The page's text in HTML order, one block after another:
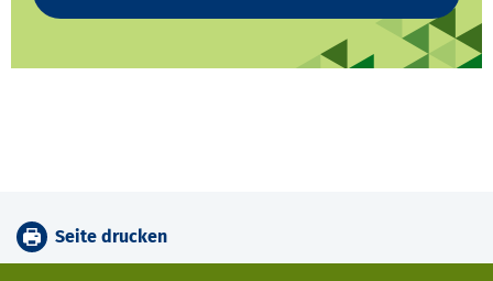
Seite drucken